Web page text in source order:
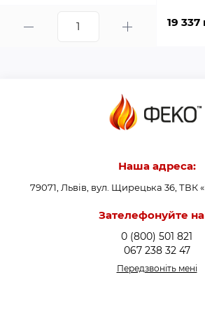
19 337
Наша адреса:
79071, Львів, вул. Щирецька 36, ТВК
Зателефонуйте
0 (800) 501 821
067 238 32 47
Передзвоніть мені